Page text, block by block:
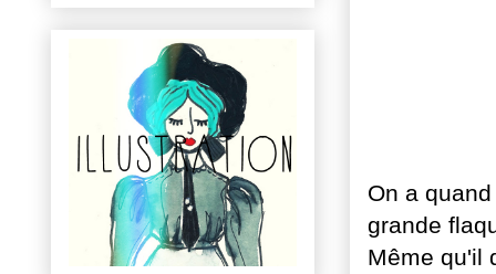
On a
grande
Même qu'il